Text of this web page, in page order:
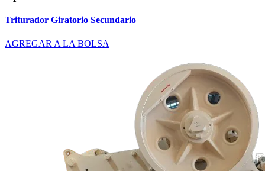
Triturador Giratorio Secundario
AGREGAR A LA BOLSA